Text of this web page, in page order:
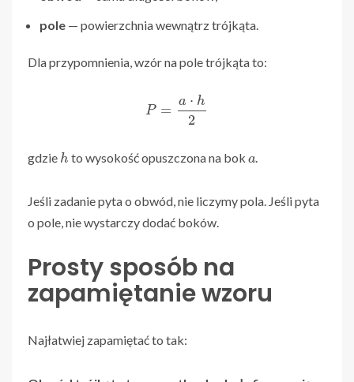
pole — powierzchnia wewnątrz trójkąta.
Dla przypomnienia, wzór na pole trójkąta to:
⋅h 2
gdzie h to wysokość opuszczona na bok .
Jeśli zadanie pyta o obwód, nie liczymy pola. Jeśli pyta
o pole, nie wystarczy dodać boków.
Prosty sposób na
zapamiętanie wzoru
Najłatwiej zapamiętać to tak: